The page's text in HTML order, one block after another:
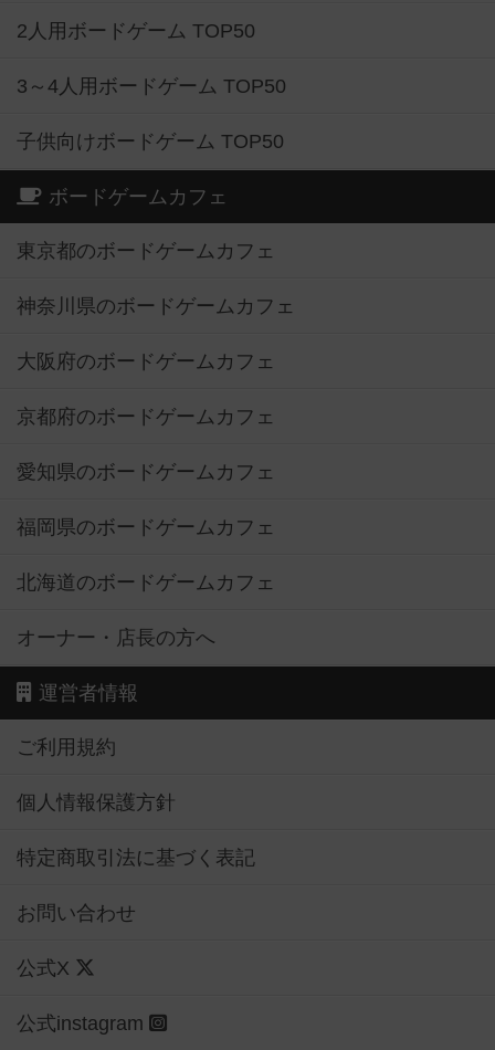
2人用ボードゲーム TOP50
3～4人用ボードゲーム TOP50
子供向けボードゲーム TOP50
ボードゲームカフェ
東京都のボードゲームカフェ
神奈川県のボードゲームカフェ
大阪府のボードゲームカフェ
京都府のボードゲームカフェ
愛知県のボードゲームカフェ
福岡県のボードゲームカフェ
北海道のボードゲームカフェ
オーナー・店長の方へ
運営者情報
ご利用規約
個人情報保護方針
特定商取引法に基づく表記
お問い合わせ
公式X
公式instagram